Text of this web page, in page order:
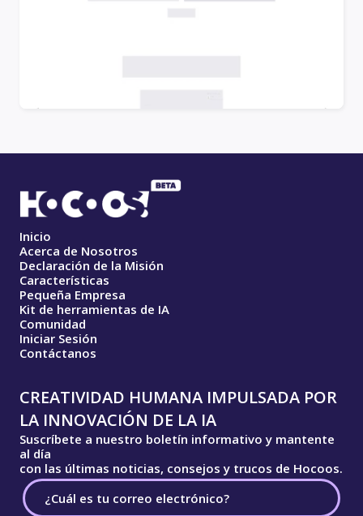
Inicio
Acerca de Nosotros
Declaración de la Misión
Características
Pequeña Empresa
Kit de herramientas de IA
Comunidad
Iniciar Sesión
Contáctanos
CREATIVIDAD HUMANA IMPULSADA POR
LA INNOVACIÓN DE LA IA
Suscríbete a nuestro boletín informativo y mantente
al día
con las últimas noticias, consejos y trucos de Hocoos.